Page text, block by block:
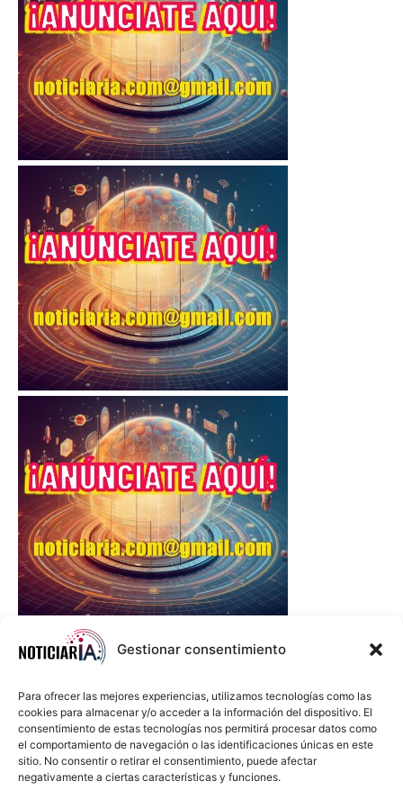
Gestionar consentimiento
Para ofrecer las mejores experiencias, utilizamos tecnologías como las
cookies para almacenar y/o acceder a la información del dispositivo. El
consentimiento de estas tecnologías nos permitirá procesar datos como
el comportamiento de navegación o las identificaciones únicas en este
sitio. No consentir o retirar el consentimiento, puede afectar
negativamente a ciertas características y funciones.